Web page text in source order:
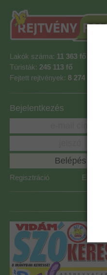
Lakók száma: 11 363 fő
Túristák: 245 113 fő
Fejtett rejtvények: 8 274 938
Bejelentkezés
Regisztráció